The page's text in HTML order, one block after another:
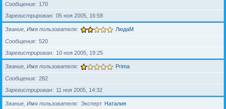
Сообщения
170
Зарегистрирован
05 ноя 2005, 16:58
Звание, Имя пользователя ЛюдаМ
Сообщения
520
Зарегистрирован
10 ноя 2005, 19:25
Звание, Имя пользователя Prima
Сообщения
282
Зарегистрирован
11 ноя 2005, 14:32
Звание, Имя пользователя Эксперт Наталия